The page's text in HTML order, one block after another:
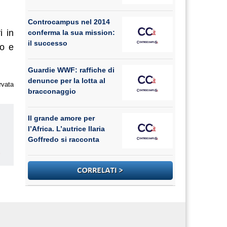
in
e
Controcampus nel 2014
conferma la sua mission:
il successo
Guardie WWF: raffiche di
denunce per la lotta al
bracconaggio
Il grande amore per
l’Africa. L’autrice Ilaria
Goffredo si racconta